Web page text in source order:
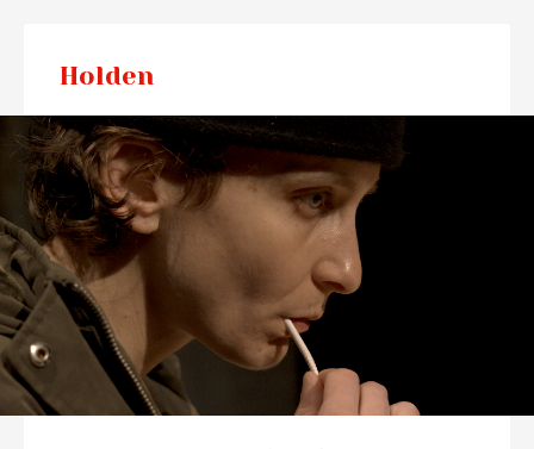
Holden